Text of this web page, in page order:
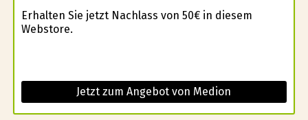
Erhalten Sie jetzt Nachlass von 50€ in diesem
Webstore.
Jetzt zum Angebot von Medion